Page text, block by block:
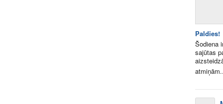
Paldies!
Šodiena
sajūtas